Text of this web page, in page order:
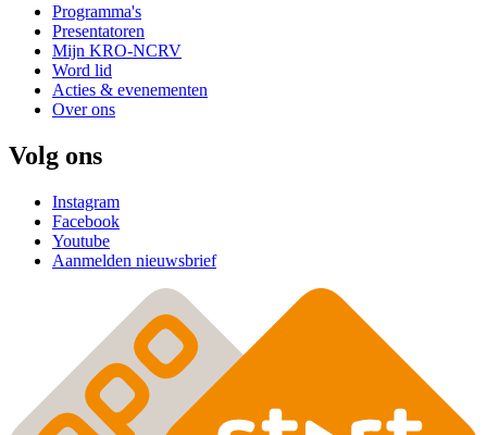
Programma's
Presentatoren
Mijn KRO-NCRV
Word lid
Acties & evenementen
Over ons
Volg ons
Instagram
Facebook
Youtube
Aanmelden nieuwsbrief